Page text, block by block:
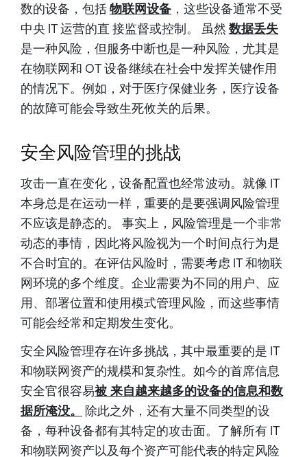
数的设备，包括物联网设备 ，这些设备通常不受
中央 IT 运营的直 接监督或控制。 虽然 数据丢失
是一种风险，但服务中断也是一种风险，尤其是
在物联网和 OT 设备继续在社会中发挥关键作用
的情况下。例如，对于医疗保健业务，医疗设备
的故障可能会导致生死攸关的后果。
安全风险管理的挑战
攻击一直在变化，设备配置也经常波动。就像 IT
本身总是在运动一样，重要的是要强调风险管理
不应该是静态的。 事实上，风险管理是一个非常
动态的事情，因此将风险视为一个时间点行为是
不合时宜的。在评估风险时，需要考虑 IT 和物联
网环境的多个维度。企业需要为不同的用户、应
用、部署位置和使用模式管理风险，而这些事情
可能会经常和定期发生变化。
安全风险管理存在许多挑战，其中最重要的是 IT
和物联网资产的规模和复杂性。如今的首席信息
安全官很容易被 来自越来越多的设备的信息和数
据所淹没。
除此之外，还有大量不同类型的设
备，每种设备都有其特定的攻击面。了解所有 IT
和物联网资产以及每个资产可能代表的特定风险